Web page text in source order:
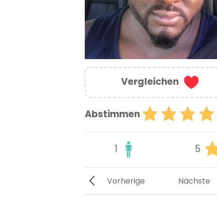
Vergleichen
Abstimmen
1 5
Nächste
Vorherige